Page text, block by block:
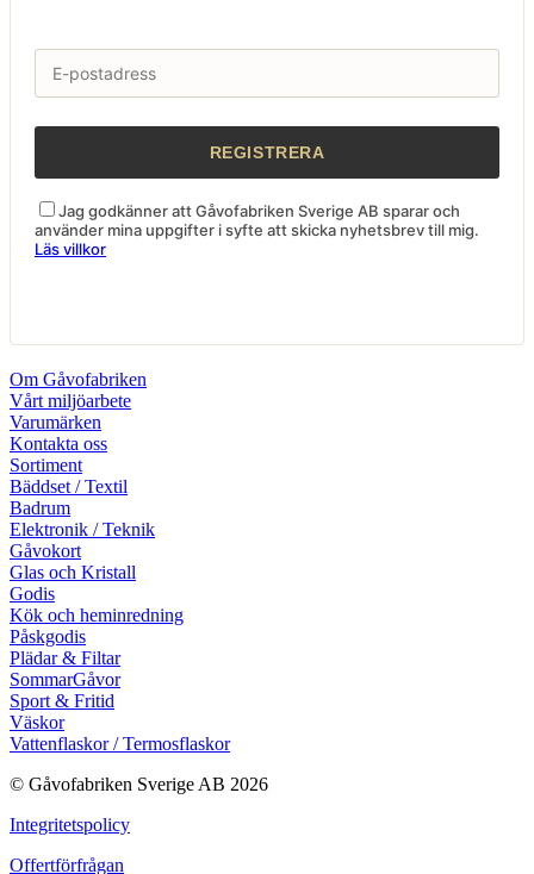
Jag godkänner att Gåvofabriken Sverige AB sparar och
använder mina uppgifter i syfte att skicka nyhetsbrev till mig.
Läs villkor
Om Gåvofabriken
Vårt miljöarbete
Varumärken
Kontakta oss
Sortiment
Bäddset / Textil
Badrum
Elektronik / Teknik
Gåvokort
Glas och Kristall
Godis
Kök och heminredning
Påskgodis
Plädar & Filtar
SommarGåvor
Sport & Fritid
Väskor
Vattenflaskor / Termosflaskor
© Gåvofabriken Sverige AB 2026
Integritetspolicy
Offertförfrågan